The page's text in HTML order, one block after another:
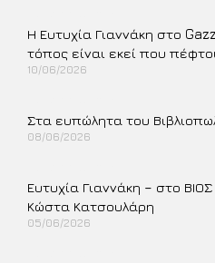
Η Ευτυχία Γιαννάκη στο
τόπος είναι εκεί που
10/06/2026
Στα ευπώλητα του
08/06/2026
Ευτυχία Γιαννάκη – στο ΒΙΟΣ
Κώστα Κατσουλάρη
05/06/2026